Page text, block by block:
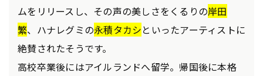
ムをリリースし、その声の美しさをくるりの岸田
繁、ハナレグミの永積タカシといったアーティストに
絶賛されたそうです。
高校卒業後にはアイルランドへ留学。帰国後に本格